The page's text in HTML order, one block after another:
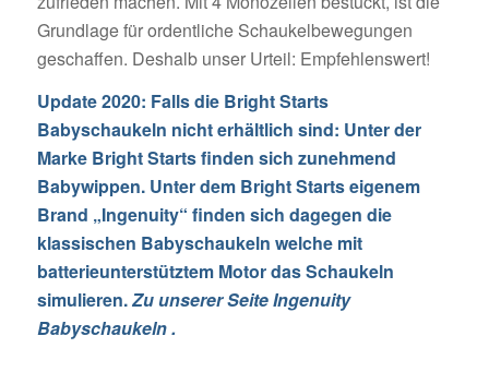
Grundlage für ordentliche Schaukelbewegungen
geschaffen. Deshalb unser Urteil: Empfehlenswert!
Update 2020: Falls die Bright Starts
Babyschaukeln nicht erhältlich sind: Unter der
Marke Bright Starts finden sich zunehmend
Babywippen. Unter dem Bright Starts eigenem
Brand „Ingenuity“ finden sich dagegen die
klassischen Babyschaukeln welche mit
batterieunterstütztem Motor das Schaukeln
simulieren.Zu unserer Seite Ingenuity
Babyschaukeln.